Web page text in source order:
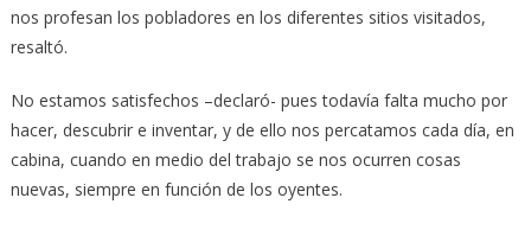
nos profesan los pobladores en los diferentes sitios visitados,
resaltó.
No estamos satisfechos –declaró- pues todavía falta mucho por
hacer, descubrir e inventar, y de ello nos percatamos cada día, en
cabina, cuando en medio del trabajo se nos ocurren cosas
nuevas, siempre en función de los oyentes.